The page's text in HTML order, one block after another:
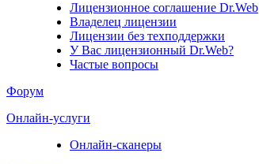
Лицензионное соглашение Dr.Web
Владелец лицензии
Лицензии без техподдержки
У Вас лицензионный Dr.Web?
Частые вопросы
Форум
Онлайн-услуги
Онлайн-сканеры